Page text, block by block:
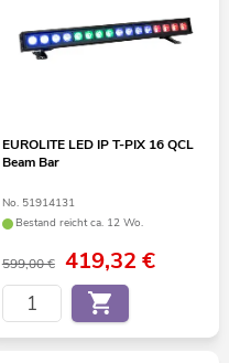
EUROLITE LED IP T-PIX 16 QCL
Beam Bar
No. 51914131
Bestand reicht ca. 12 Wo.
599,00 € 419,32 €